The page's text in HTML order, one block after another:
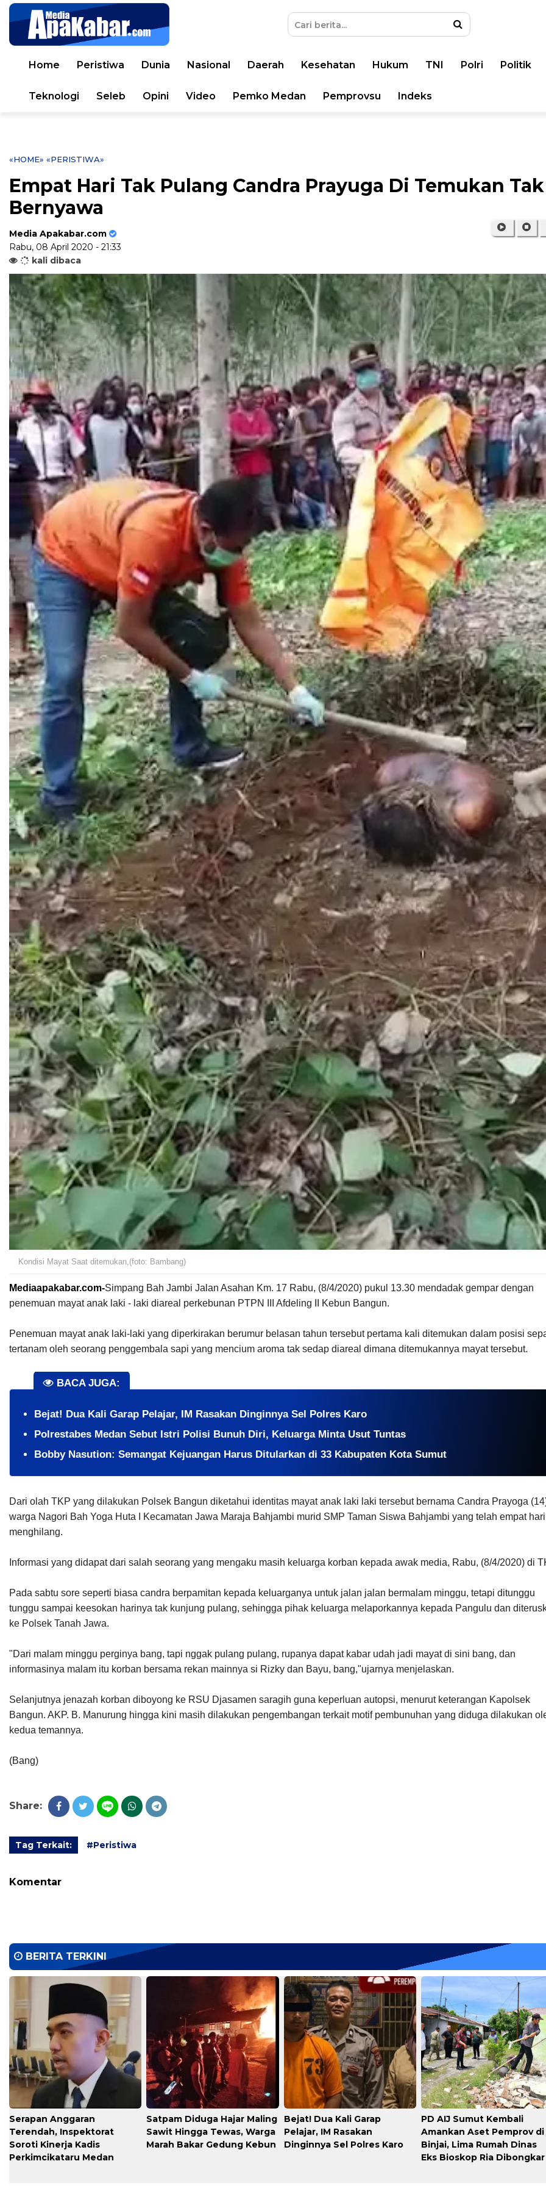
Home Peristiwa Dunia Nasional Daerah Kesehatan Hukum TNI Polri Politik
Teknologi Seleb Opini Video Pemko Medan Pemprovsu Indeks
«HOME» «PERISTIWA»
Empat Hari Tak Pulang Candra Prayuga Di Temukan Tak
Bernyawa
Media Apakabar.com
Rabu, 08 April 2020 - 21:33
kali dibaca
Kondisi Mayat Saat ditemukan,(foto: Bambang)
Mediaapakabar.com-Simpang Bah Jambi Jalan Asahan Km. 17 Rabu, (8/4/2020) pukul 13.30 mendadak gempar dengan
penemuan mayat anak laki - laki diareal perkebunan PTPN III Afdeling II Kebun Bangun.
Penemuan mayat anak laki-laki yang diperkirakan berumur belasan tahun tersebut pertama kali ditemukan dalam posisi
tertanam oleh seorang penggembala sapi yang mencium aroma tak sedap diareal dimana ditemukannya mayat tersebut.
BACA JUGA:
​Bejat! Dua Kali Garap Pelajar, IM Rasakan Dinginnya Sel Polres Karo
Polrestabes Medan Sebut Istri Polisi Bunuh Diri, Keluarga Minta Usut Tuntas
Bobby Nasution: Semangat Kejuangan Harus Ditularkan di 33 Kabupaten Kota Sumut
Dari olah TKP yang dilakukan Polsek Bangun diketahui identitas mayat anak laki laki tersebut bernama Candra Prayoga
warga Nagori Bah Yoga Huta I Kecamatan Jawa Maraja Bahjambi murid SMP Taman Siswa Bahjambi yang telah empat hari
menghilang.
Informasi yang didapat dari salah seorang yang mengaku masih keluarga korban kepada awak media, Rabu, (8/4/2020) di
Pada sabtu sore seperti biasa candra berpamitan kepada keluarganya untuk jalan jalan bermalam minggu, tetapi ditunggu
tunggu sampai keesokan harinya tak kunjung pulang, sehingga pihak keluarga melaporkannya kepada Pangulu dan
ke Polsek Tanah Jawa.
"Dari malam minggu perginya bang, tapi nggak pulang pulang, rupanya dapat kabar udah jadi mayat di sini bang, dan
informasinya malam itu korban bersama rekan mainnya si Rizky dan Bayu, bang,"ujarnya menjelaskan.
Selanjutnya jenazah korban diboyong ke RSU Djasamen saragih guna keperluan autopsi, menurut keterangan Kapolsek
Bangun. AKP. B. Manurung hingga kini masih dilakukan pengembangan terkait motif pembunuhan yang diduga dilakukan
kedua temannya.
(Bang)
Share:
Tag Terkait: #Peristiwa
Komentar
BERITA TERKINI
Serapan Anggaran
Terendah, Inspektorat
Soroti Kinerja Kadis
Perkimcikataru Medan
​Satpam Diduga Hajar Maling
Sawit Hingga Tewas, Warga
Marah Bakar Gedung Kebun
​Bejat! Dua Kali Garap
Pelajar, IM Rasakan
Dinginnya Sel Polres Karo
PD AIJ Sumut Kembali
Amankan Aset Pemprov di
Binjai, Lima Rumah Dinas
Eks Bioskop Ria Dibongkar